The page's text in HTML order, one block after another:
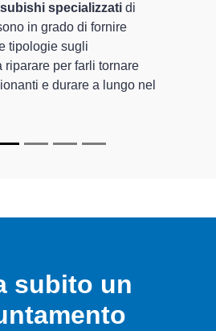
specializzati di
in grado di fornire
tipologie sugli
riparare per farli tornare
e durare a lungo nel
subito un